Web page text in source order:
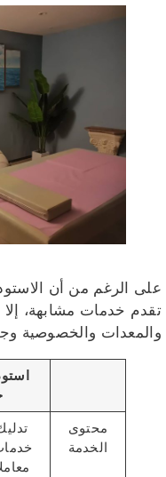
على الرغم من أن
تقدم خدمات مشابهة، إلا
والمعدات والخصوصية
محتوى
الخدمة